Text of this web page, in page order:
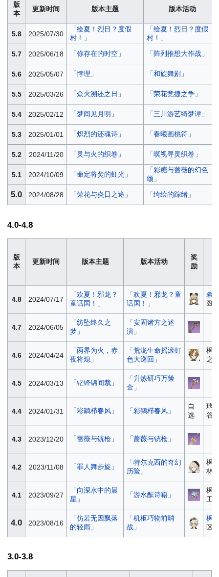
版
本
更新时间 版本主题 版本活动
5.8 2025/07/30
「绘夏！烈日？度假
村！」
「绘夏！烈日？度假
村！」
5.7 2025/06/18 「你存在的时空」 「阵列推想大作战」
5.6 2025/05/07 「悖理」 「和旋舞剧」
5.5 2025/03/26 「众火溯还之日」 「荣花竞捷之争」
5.4 2025/02/12 「梦间见月明」 「三川游艺绮梦谭」
5.3 2025/01/01 「炽烈的还魂诗」 「春曦画桃符」
5.2 2024/11/20 「灵与火的织卷」 「暝视寻灵织卷」
5.1 2024/10/09 「命定将焚的虹光」
「彩糖与蔷薇的幻色
颂」
5.0 2024/08/28 「荣花与炎日之途」 「绮绘的踪绪」
4.0-4.8
版
本
更新时间 版本主题 版本活动
奖
励
4.8 2024/07/17
「欢夏！邪龙？
童话国！」
「欢夏！邪龙？童
话国！」
希
图）
4.7 2024/06/05
「纺坠终久之
梦」
「安固诸方之述
演」
4.6 2024/04/24
「两界为火，赤
夜将熄」
「荒泷生命摇滚虹
色大巡回」
枫
之
4.5 2024/03/13 「铓锋锦间裁」
「升炼研巧万策
金」
4.4 2024/01/31 「彩鹞栉春风」 「彩鹞栉春风」
自
选
璃
谷·
4.3 2023/12/20 「蔷薇与铳枪」 「蔷薇与铳枪」
4.2 2023/11/08 「罪人舞步旋」
「特尔克西的奇幻
历险」
枫
林
4.1 2023/09/27
「向深水中的晨
星」
「游水酝诗籍」
枫
工
4.0 2023/08/16
「仿若无因飘落
的轻雨」
「机枢巧物前哨
战」
枫
区
3.0-3.8